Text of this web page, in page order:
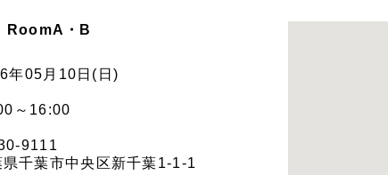
・B
年05月10日(日)
～16:00
9111
県千葉市中央区新千葉1-1-1